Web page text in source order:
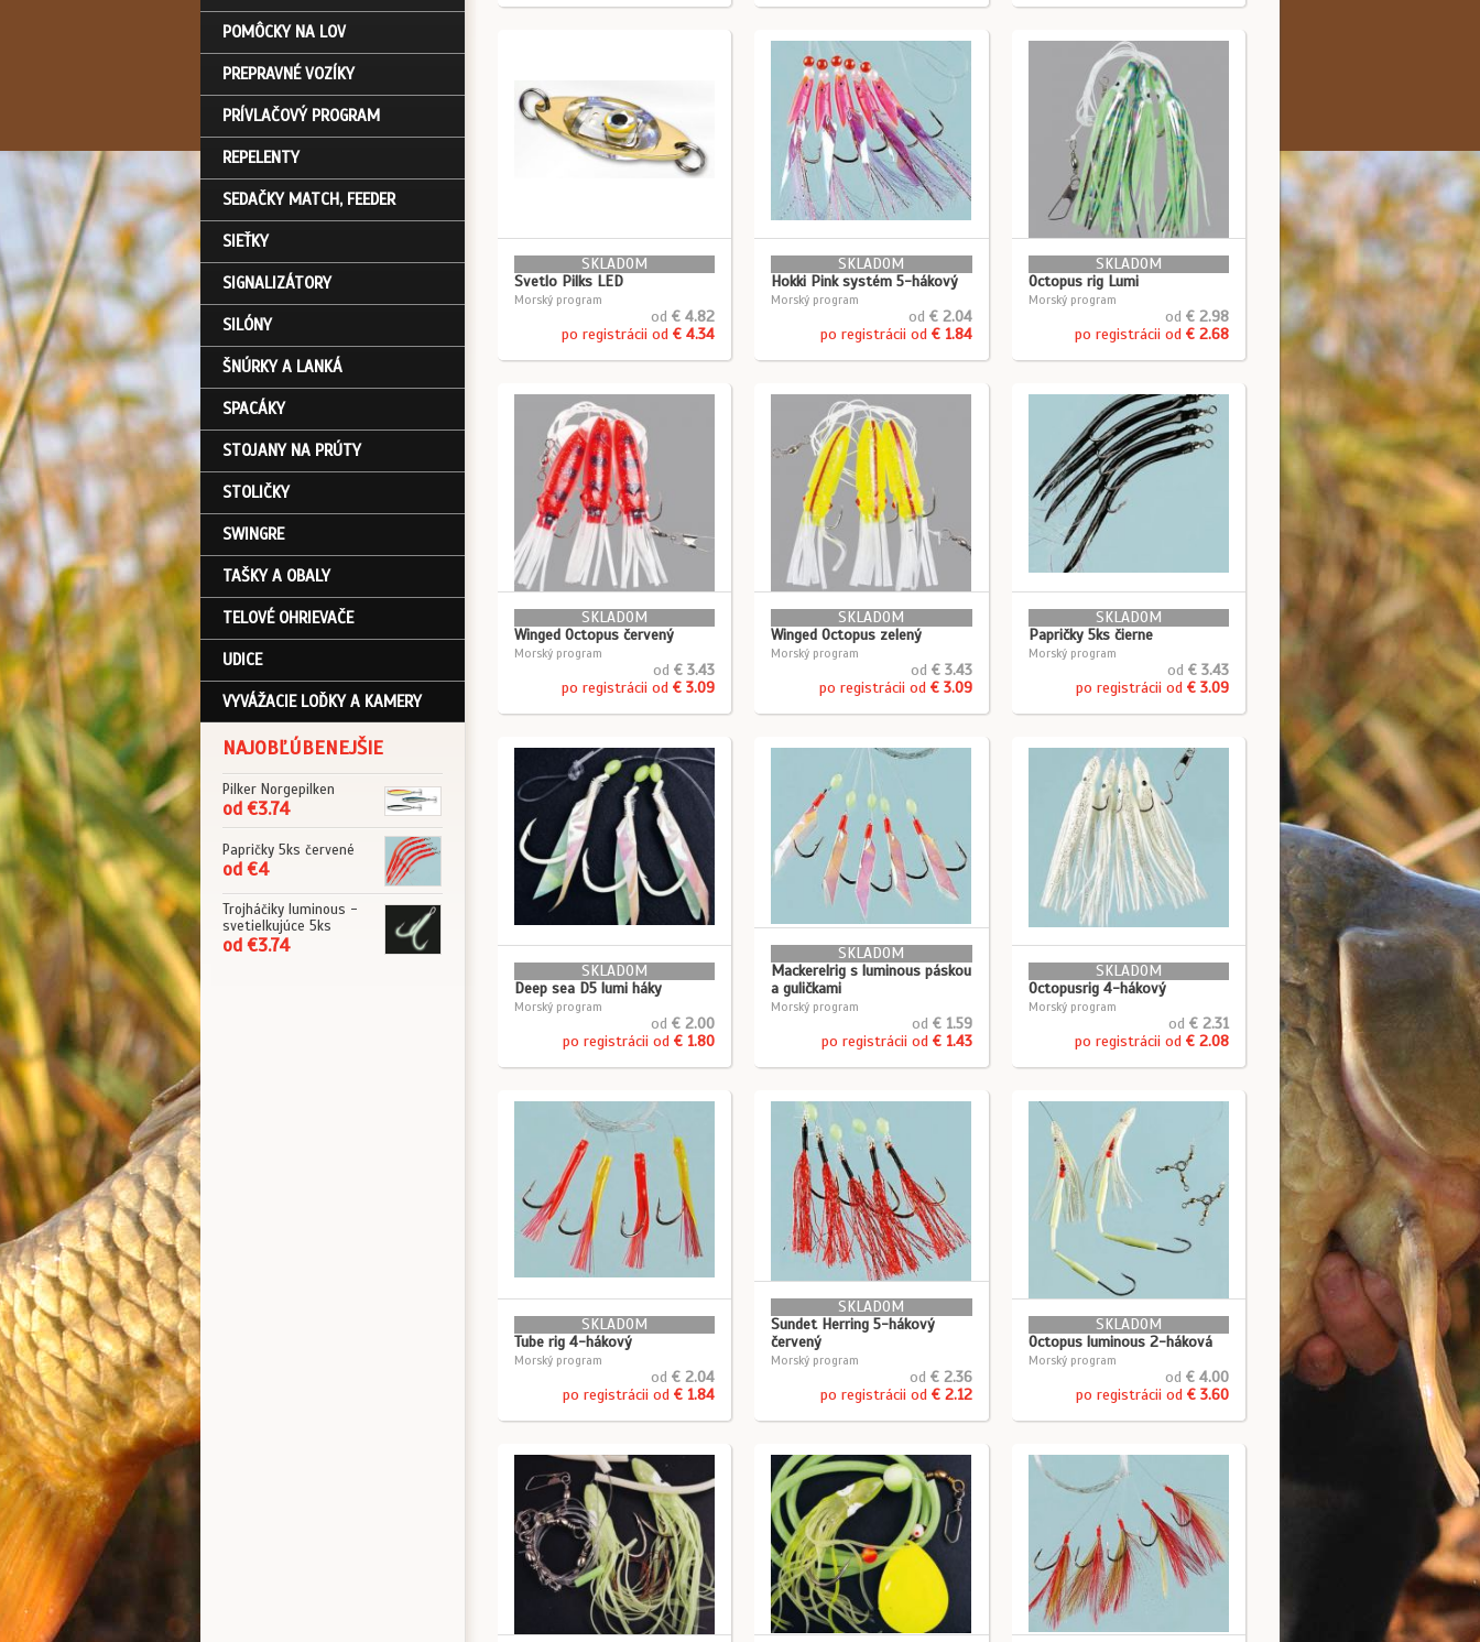
POMÔCKY NA LOV
PREPRAVNÉ VOZÍKY
PRÍVLAČOVÝ PROGRAM
REPELENTY
SEDAČKY MATCH, FEEDER
SIEŤKY
SIGNALIZÁTORY
SILÓNY
ŠNÚRKY A LANKÁ
SPACÁKY
STOJANY NA PRÚTY
STOLIČKY
SWINGRE
TAŠKY A OBALY
TELOVÉ OHRIEVAČE
UDICE
VYVÁŽACIE LOĎKY A KAMERY
NAJOBĽÚBENEJŠIE
Pilker Norgepilken
od €3.74
Papričky 5ks červené
od €4
Trojháčiky luminous -
svetielkujúce 5ks
od €3.74
SKLADOM
Svetlo Pilks LED
Morský program
od€ 4.82
po registrácii od€ 4.34
SKLADOM
Hokki Pink systém 5-hákový
Morský program
od € 2.04
po registrácii od € 1.84
SKLADOM
Octopus rig Lumi
Morský program
od € 2.98
po registrácii od € 2.68
SKLADOM
Winged Octopus červený
Morský program
od€ 3.43
po registrácii od€ 3.09
SKLADOM
Winged Octopus zelený
Morský program
od € 3.43
po registrácii od € 3.09
SKLADOM
Papričky 5ks čierne
Morský program
od € 3.43
po registrácii od € 3.09
SKLADOM
Deep sea D5 lumi háky
Morský program
od€ 2.00
po registrácii od€ 1.80
SKLADOM
Mackerelrig s luminous páskou
a guličkami
Morský program
od € 1.59
po registrácii od € 1.43
SKLADOM
Octopusrig 4-hákový
Morský program
od € 2.31
po registrácii od € 2.08
SKLADOM
Tube rig 4-hákový
Morský program
od€ 2.04
po registrácii od€ 1.84
SKLADOM
Sundet Herring 5-hákový
červený
Morský program
od € 2.36
po registrácii od € 2.12
SKLADOM
Octopus luminous 2-háková
Morský program
od € 4.00
po registrácii od € 3.60